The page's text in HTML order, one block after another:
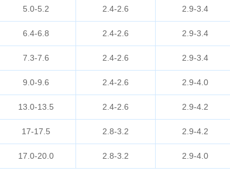
5.0-5.2 2.4-2.6 2.9-3.4
6.4-6.8 2.4-2.6 2.9-3.4
7.3-7.6 2.4-2.6 2.9-3.4
9.0-9.6 2.4-2.6 2.9-4.0
13.0-13.5 2.4-2.6 2.9-4.2
17-17.5 2.8-3.2 2.9-4.2
17.0-20.0 2.8-3.2 2.9-4.0